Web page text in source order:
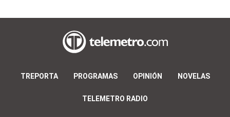
TREPORTA PROGRAMAS OPINIÓN NOVELAS
TELEMETRO RADIO